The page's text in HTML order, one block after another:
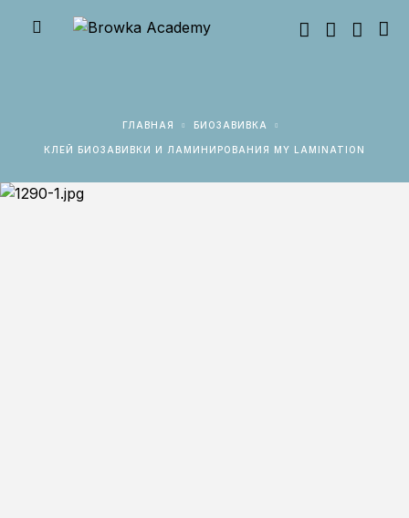
ГЛАВНАЯ БИОЗАВИВКА
КЛЕЙ БИОЗАВИВКИ И ЛАМИНИРОВАНИЯ MY LAMINATION